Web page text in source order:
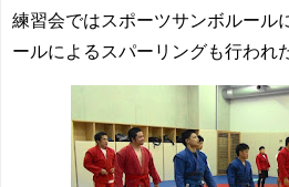
練習会ではスポーツサンボルール
ールによるスパーリングも行われ